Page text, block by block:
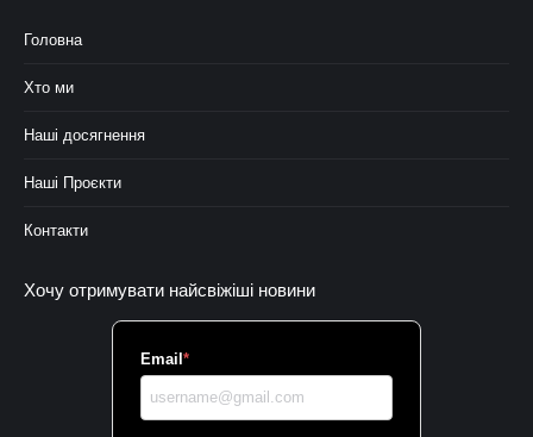
Головна
Хто ми
Наші досягнення
Наші Проєкти
Контакти
Хочу отримувати найсвіжіші новини
Email *